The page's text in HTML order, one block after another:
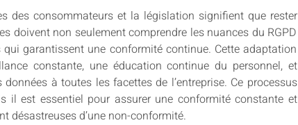
des consommateurs et la législation signifient que rester
doivent non seulement comprendre les nuances du RGPD
garantissent une conformité continue. Cette adaptation
constante, une éducation continue du personnel, et
à toutes les facettes de l’entreprise. Ce processus
il est essentiel pour assurer une conformité constante et
désastreuses d’une non-conformité.